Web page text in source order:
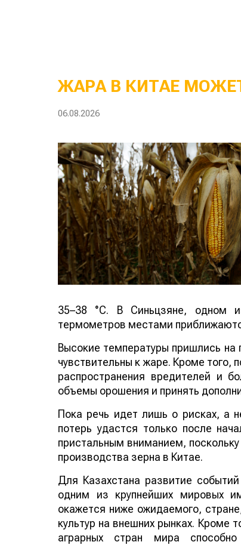
ЖАРА В КИТАЕ
06.08.2026
35–38 °C. В Синьцзяне, одном
термометров местами
Высокие температуры пришлись на
чувствительны к жаре. Кроме того,
распространения вредителей и
объемы орошения и принять
Пока речь идет лишь о рисках, а
потерь удастся только после
пристальным вниманием,
производства зерна в Китае.
Для Казахстана развитие
одним из крупнейших мировых
окажется ниже ожидаемого,
культур на внешних рынках. Кроме
аграрных стран мира